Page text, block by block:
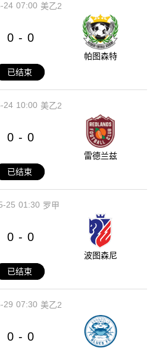
07:00
24 美乙2
0 - 0
帕图森特
已结束
10:00
24 美乙2
0 - 0
雷德兰兹
已结束
01:30
25 罗甲
0 - 0
波图森尼
已结束
07:30
29 美乙2
0 - 0